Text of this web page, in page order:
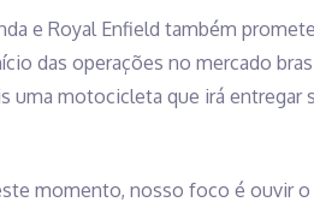
e Royal Enfield também
das operações no mercado
uma motocicleta que irá entregar
momento, nosso foco é ouvir